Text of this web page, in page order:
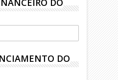
DO
DO